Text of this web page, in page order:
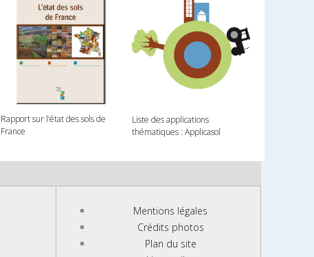
Rapport sur l’état des sols de
France
Liste des applications
thématiques : Applicasol
Mentions légales
Crédits photos
Plan du site